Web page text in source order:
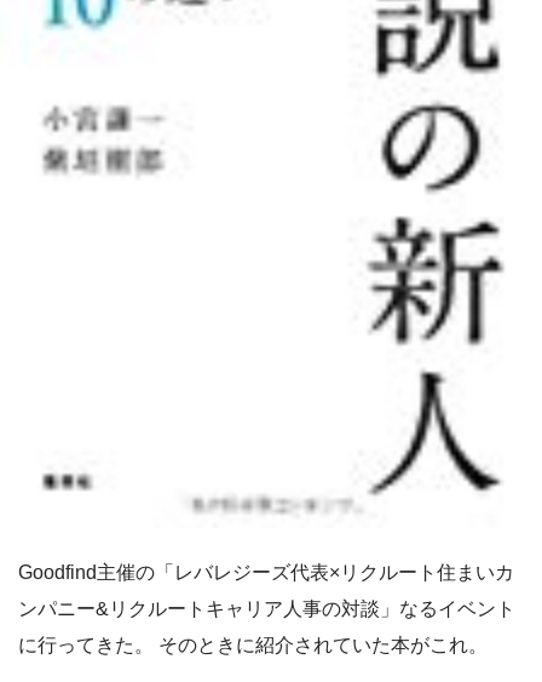
Goodfind主催の「レバレジーズ代表×リクルート住まいカ
ンパニー&リクルートキャリア人事の対談」なるイベント
に行ってきた。 そのときに紹介されていた本がこれ。